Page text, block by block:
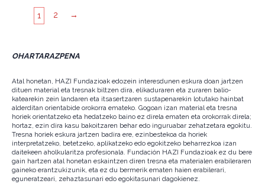
1 2 →
OHARTARAZPENA
Atal honetan, HAZI Fundazioak edozein interesdunen eskura doan jartzen
dituen material eta tresnak biltzen dira, elikaduraren eta zuraren balio-
katearekin zein landaren eta itsasertzaren sustapenarekin lotutako hainbat
alderditan orientabide orokorra emateko. Gogoan izan material eta tresna
horiek orientatzeko eta hedatzeko baino ez direla ematen eta orokorrak direla;
hortaz, ezin dira kasu bakoitzaren behar edo inguruabar zehatzetara egokitu.
Tresna horiek eskura jartzen badira ere, ezinbestekoa da horiek
interpretatzeko, betetzeko, aplikatzeko edo egokitzeko beharrezkoa izan
daitekeen aholkularitza profesionala. Fundación HAZI Fundazioak ez du bere
gain hartzen atal honetan eskaintzen diren tresna eta materialen erabileraren
gaineko erantzukizunik, eta ez du bermerik ematen haien erabilerari,
eguneratzeari, zehaztasunari edo egokitasunari dagokienez.